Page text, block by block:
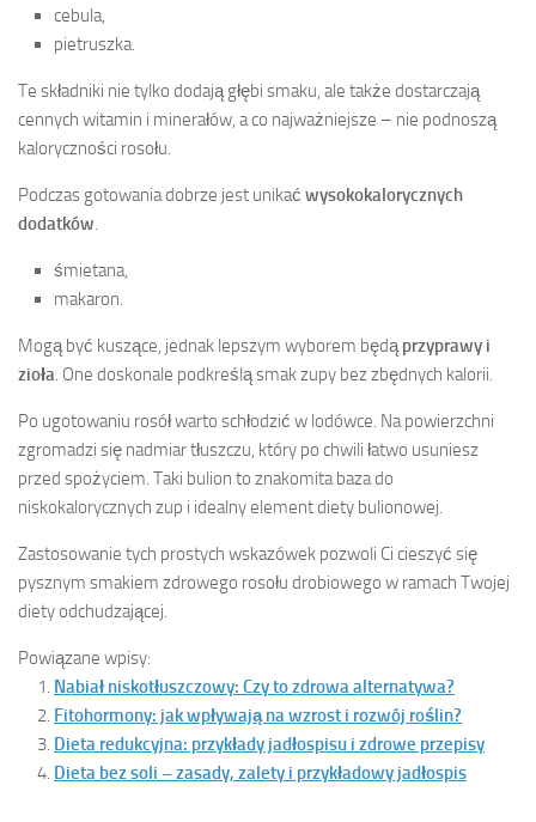
cebula,
pietruszka.
Te składniki nie tylko dodają głębi smaku, ale także dostarczają
cennych witamin i minerałów, a co najważniejsze – nie podnoszą
kaloryczności rosołu.
Podczas gotowania dobrze jest unikać wysokokalorycznych
dodatków.
śmietana,
makaron.
Mogą być kuszące, jednak lepszym wyborem będąprzyprawy i
zioła. One doskonale podkreślą smak zupy bez zbędnych kalorii.
Po ugotowaniu rosół warto schłodzić w lodówce. Na powierzchni
zgromadzi się nadmiar tłuszczu, który po chwili łatwo usuniesz
przed spożyciem. Taki bulion to znakomita baza do
niskokalorycznych zup i idealny element diety bulionowej.
Zastosowanie tych prostych wskazówek pozwoli Ci cieszyć się
pysznym smakiem zdrowego rosołu drobiowego w ramach Twojej
diety odchudzającej.
Powiązane wpisy:
Nabiał niskotłuszczowy: Czy to zdrowa alternatywa?
Fitohormony: jak wpływają na wzrost i rozwój roślin?
Dieta redukcyjna: przykłady jadłospisu i zdrowe przepisy
Dieta bez soli – zasady, zalety i przykładowy jadłospis